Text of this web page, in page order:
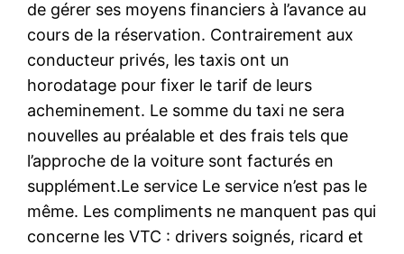
de gérer ses moyens financiers à l’avance au
cours de la réservation. Contrairement aux
conducteur privés, les taxis ont un
horodatage pour fixer le tarif de leurs
acheminement. Le somme du taxi ne sera
nouvelles au préalable et des frais tels que
l’approche de la voiture sont facturés en
supplément.Le service Le service n’est pas le
même. Les compliments ne manquent pas qui
concerne les VTC : drivers soignés, ricard et